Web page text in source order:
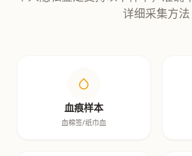
详细采集方法
血痕样本
血棉签/纸巾血